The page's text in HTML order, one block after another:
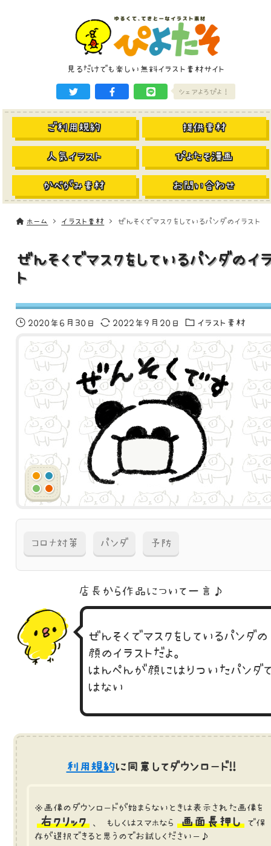
見るだけでも楽しい無料イラスト素材サイト
シェアよろぴよ！
ご利用規約 提供素材
人気イラスト ぴよたそ漫画
かべがみ素材 お問い合わせ
ホーム イラスト素材 ぜんそくでマスクをしているパンダのイラスト
ぜんそくでマスクをしているパンダのイ
ト
2020年6月30日 2022年9月20日 イラスト素材
コロナ対策 パンダ 予防
店長から作品に ついて一言♪
ぜんそくでマスクをしているパンダの
顔のイラストだよ。
はんぺんが顔にはりついたパンダ
はない
利用規約に同意してダウンロード!!
※画像のダウンロードが始まらないときは表示された画像を
右クリック 、 もしくはスマホなら 画面長押し
で保
存が選択できると思うのでお試しくださいー♪